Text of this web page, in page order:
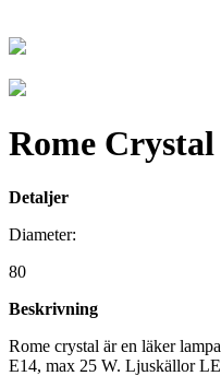
Rome Crystal
Detaljer
Diameter:
80
Beskrivning
Rome crystal är en läker
E14, max 25 W. Ljuskällor